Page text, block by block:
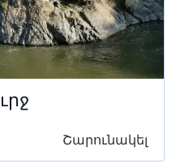
Շարունակել